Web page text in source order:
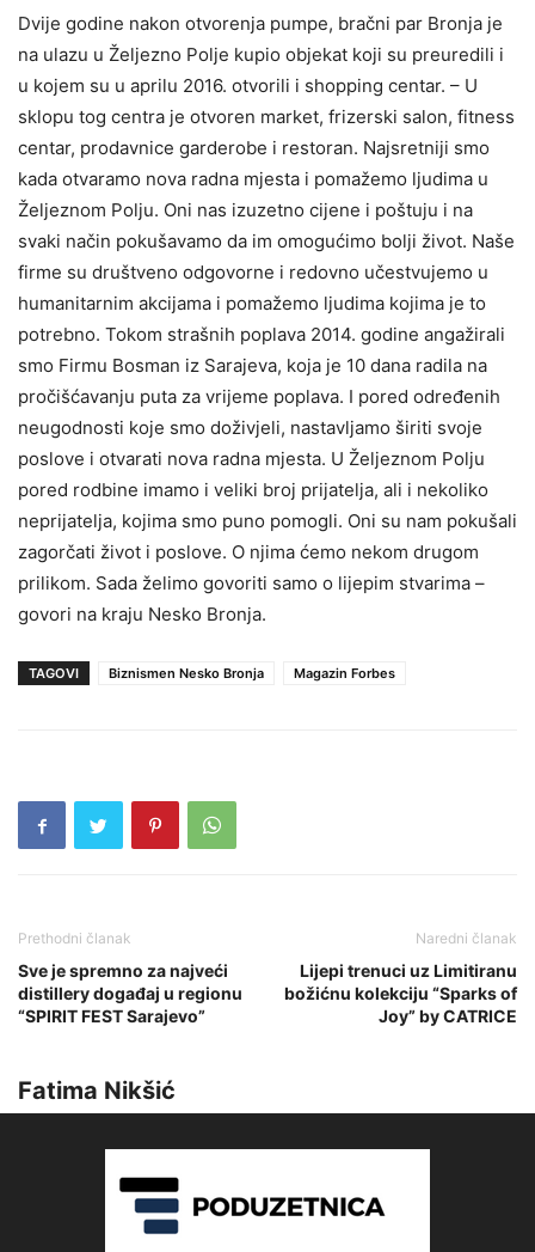
Dvije godine nakon otvorenja pumpe, bračni par Bronja je
na ulazu u Željezno Polje kupio objekat koji su preuredili i
u kojem su u aprilu 2016. otvorili i shopping centar. – U
sklopu tog centra je otvoren market, frizerski salon, fitness
centar, prodavnice garderobe i restoran. Najsretniji smo
kada otvaramo nova radna mjesta i pomažemo ljudima u
Željeznom Polju. Oni nas izuzetno cijene i poštuju i na
svaki način pokušavamo da im omogućimo bolji život. Naše
firme su društveno odgovorne i redovno učestvujemo u
humanitarnim akcijama i pomažemo ljudima kojima je to
potrebno. Tokom strašnih poplava 2014. godine angažirali
smo Firmu Bosman iz Sarajeva, koja je 10 dana radila na
pročišćavanju puta za vrijeme poplava. I pored određenih
neugodnosti koje smo doživjeli, nastavljamo širiti svoje
poslove i otvarati nova radna mjesta. U Željeznom Polju
pored rodbine imamo i veliki broj prijatelja, ali i nekoliko
neprijatelja, kojima smo puno pomogli. Oni su nam pokušali
zagorčati život i poslove. O njima ćemo nekom drugom
prilikom. Sada želimo govoriti samo o lijepim stvarima –
govori na kraju Nesko Bronja.
TAGOVI Biznismen Nesko Bronja Magazin Forbes
Prethodni članak
Sve je spremno za najveći
distillery događaj u regionu
“SPIRIT FEST Sarajevo”
Naredni članak
Lijepi trenuci uz Limitiranu
božićnu kolekciju “Sparks of
Joy” by CATRICE
Fatima Nikšić